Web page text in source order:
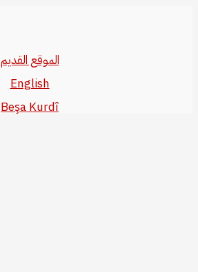
الموقع القديم
English
Beşa Kurdî